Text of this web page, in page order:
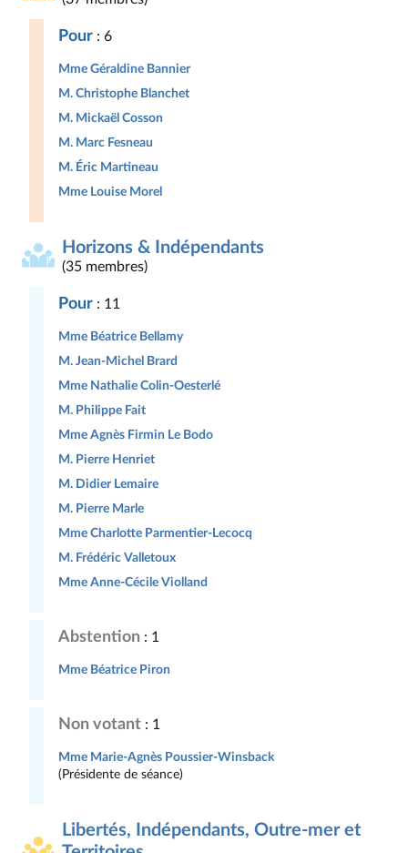
Pour : 6
Mme Géraldine Bannier
M. Christophe Blanchet
M. Mickaël Cosson
M. Marc Fesneau
M. Éric Martineau
Mme Louise Morel
Horizons & Indépendants
(35 membres)
Pour : 11
Mme Béatrice Bellamy
M. Jean-Michel Brard
Mme Nathalie Colin-Oesterlé
M. Philippe Fait
Mme Agnès Firmin Le Bodo
M. Pierre Henriet
M. Didier Lemaire
M. Pierre Marle
Mme Charlotte Parmentier-Lecocq
M. Frédéric Valletoux
Mme Anne-Cécile Violland
Abstention : 1
Mme Béatrice Piron
Non votant : 1
Mme Marie-Agnès Poussier-Winsback
(Présidente de séance)
Libertés, Indépendants, Outre-mer et